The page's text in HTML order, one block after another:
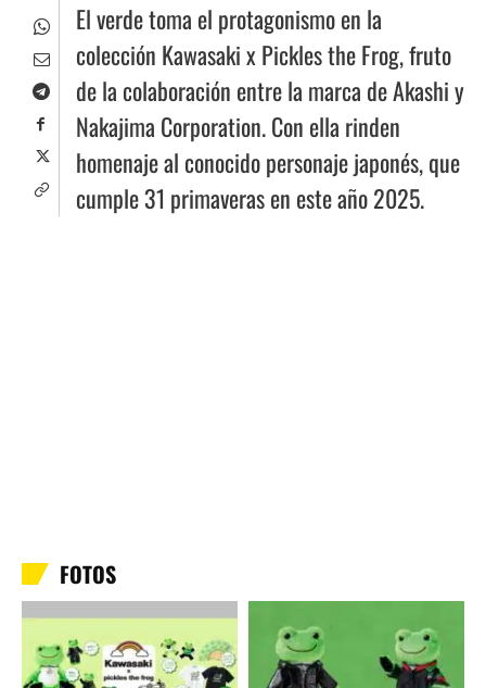
El verde toma el protagonismo en la
colección Kawasaki x Pickles the Frog, fruto
de la colaboración entre la marca de Akashi y
Nakajima Corporation. Con ella rinden
homenaje al conocido personaje japonés, que
cumple 31 primaveras en este año 2025.
FOTOS